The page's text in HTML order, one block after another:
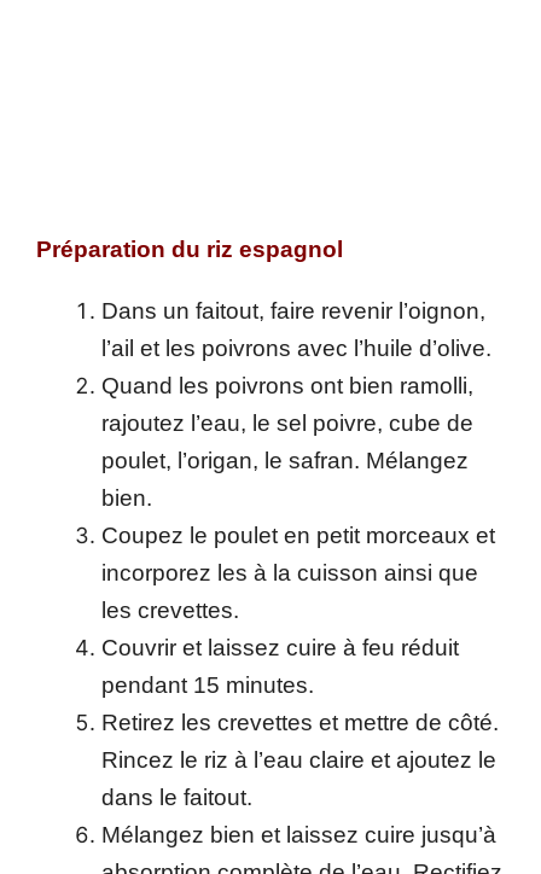
Préparation du riz espagnol
Dans un faitout, faire revenir l’oignon,
l’ail et les poivrons avec l’huile d’olive.
Quand les poivrons ont bien ramolli,
rajoutez l’eau, le sel poivre, cube de
poulet, l’origan, le safran. Mélangez
bien.
Coupez le poulet en petit morceaux et
incorporez les à la cuisson ainsi que
les crevettes.
Couvrir et laissez cuire à feu réduit
pendant 15 minutes.
Retirez les crevettes et mettre de côté.
Rincez le riz à l’eau claire et ajoutez le
dans le faitout.
Mélangez bien et laissez cuire jusqu’à